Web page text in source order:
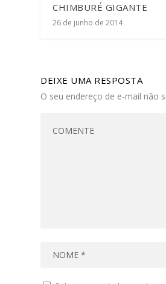
CHIMBURÉ GIGANTE
26 de junho de 2014
DEIXE UMA RESPOSTA
O seu endereço de e-mail não